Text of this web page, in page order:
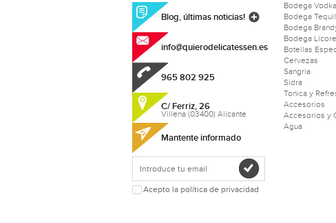
Blog, últimas noticias!
info@quierodelicatessen.es
965 802 925
C/ Ferriz, 26
Villena (03400) Alicante
Mantente informado
Acepto la política de privacidad
Bodega Vodka
Bodega
Bodega
Bodega
Botellas
Cervezas
Sangria
Sidra
Tonica y
Accesorios
Accesorios y
Agua